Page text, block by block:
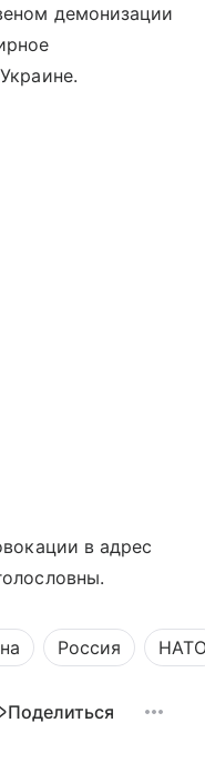
демонизации
в адрес
Россия
Поделиться